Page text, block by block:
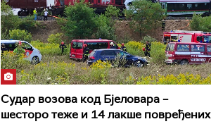
Судар возова код Бјеловара –
шесторо теже и 14 лакше повређених